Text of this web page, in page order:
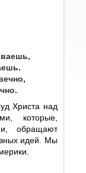
Христа над
которые,
обращают
идей. Мы